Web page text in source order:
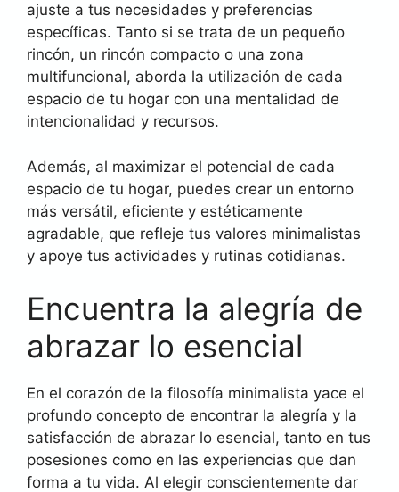
ajuste a tus necesidades y preferencias
específicas. Tanto si se trata de un pequeño
rincón, un rincón compacto o una zona
multifuncional, aborda la utilización de cada
espacio de tu hogar con una mentalidad de
intencionalidad y recursos.
Además, al maximizar el potencial de cada
espacio de tu hogar, puedes crear un entorno
más versátil, eficiente y estéticamente
agradable, que refleje tus valores minimalistas
y apoye tus actividades y rutinas cotidianas.
Encuentra la alegría de
abrazar lo esencial
En el corazón de la filosofía minimalista yace el
profundo concepto de encontrar la alegría y la
satisfacción de abrazar lo esencial, tanto en tus
posesiones como en las experiencias que dan
forma a tu vida. Al elegir conscientemente dar